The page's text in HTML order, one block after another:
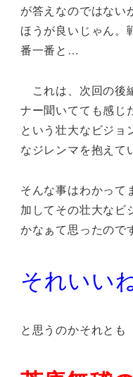
が答えなのではない
ほうが良いじゃん。
番一番と…
これは、次回の後
ナー聞いてても感じ
という壮大なビジョ
なジレンマを抱えて
そんな事はわかって
加してその壮大なビ
かなぁて思ったので
それいい
と思うのかそれとも